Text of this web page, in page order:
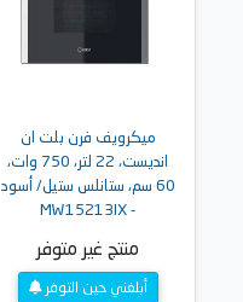
ميكرويف فرن بلت ان
انديست، 22 لتر، 750 وات،
60 سم، ستانلس ستيل/ أسود
- MW15213IX
منتج غير متوفر
أبلغني حين التوفر